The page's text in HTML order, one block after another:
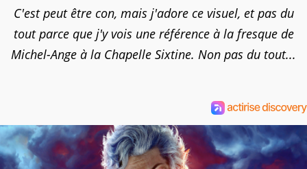
C'est peut être con, mais j'adore ce visuel, et pas du
tout parce que j'y vois une référence à la fresque de
Michel-Ange à la Chapelle Sixtine. Non pas du tout...